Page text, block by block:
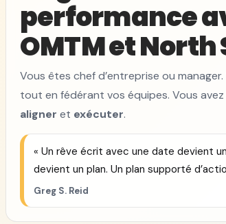
performance
OMTM et
Vous êtes chef d’entreprise ou
tout en fédérant vos équipes. Vous
aligner et exécuter.
« Un rêve écrit avec une date devient
devient un plan. Un plan supporté
Greg S. Reid